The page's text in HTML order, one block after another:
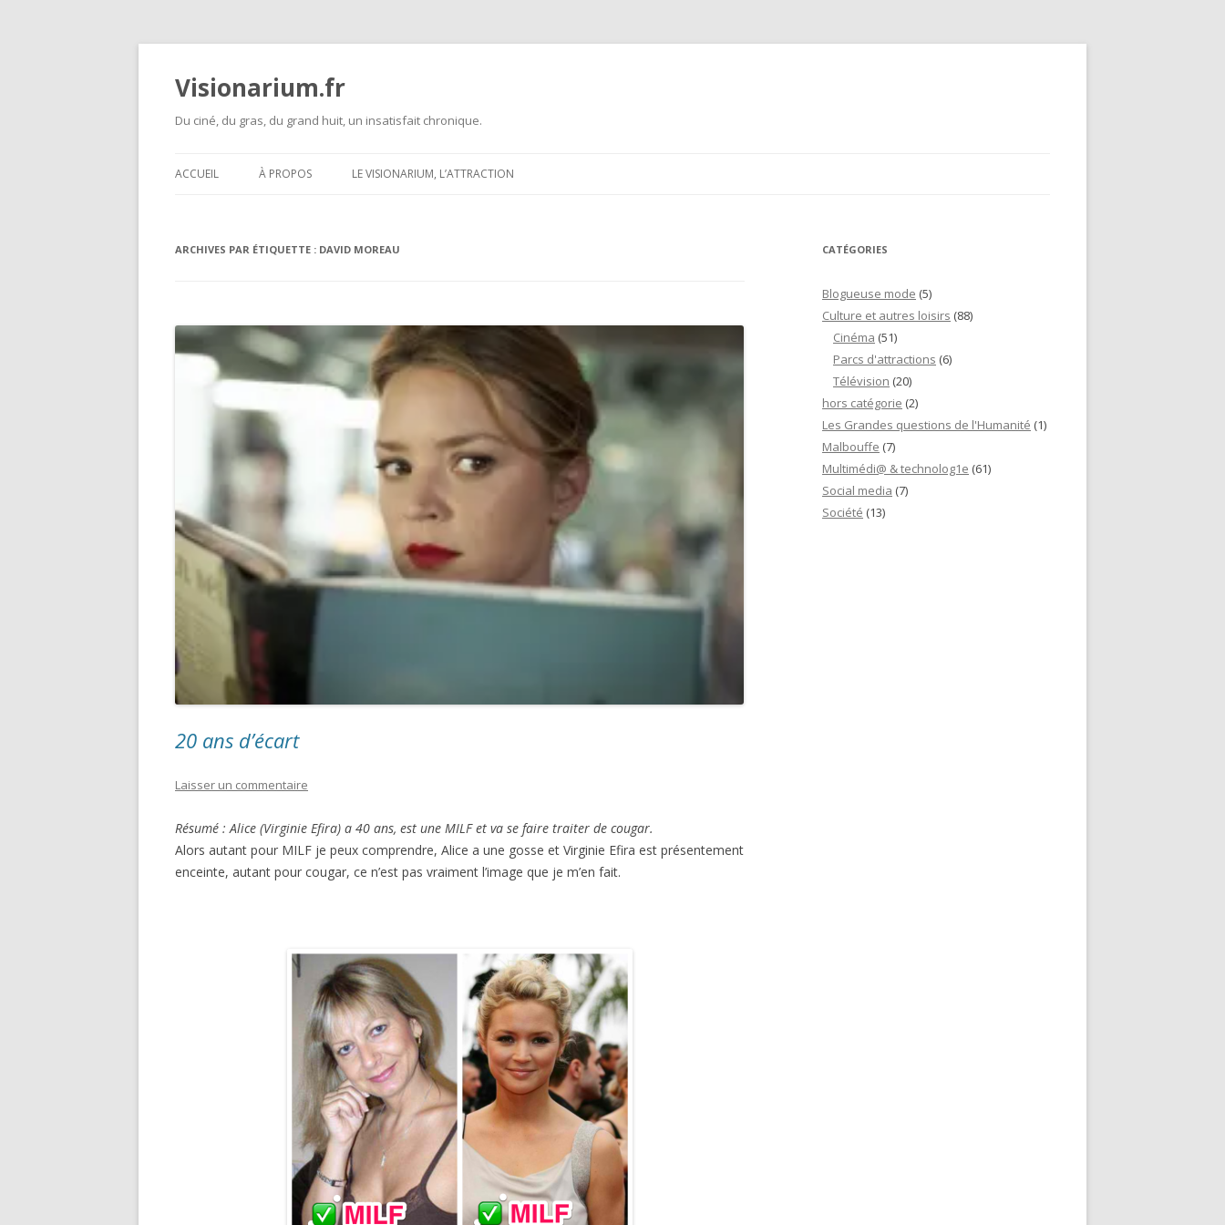
Visionarium.fr
Du ciné, du gras, du grand huit, un insatisfait chronique.
ACCUEIL À PROPOS LE VISIONARIUM, L’ATTRACTION
ARCHIVES PAR ÉTIQUETTE : DAVID MOREAU
20 ans d’écart
Laisser un commentaire
Résumé : Alice (Virginie Efira) a 40 ans, est une MILF et va se faire traiter de cougar.
Alors autant pour MILF je peux comprendre, Alice a une gosse et Virginie Efira est présentement
enceinte, autant pour cougar, ce n’est pas vraiment l’image que je m’en fait.
CATÉGORIES
Blogueuse mode (5)
Culture et autres loisirs (88)
Cinéma (51)
Parcs d'attractions (6)
Télévision (20)
hors catégorie (2)
Les Grandes questions de l'Humanité (1)
Malbouffe (7)
Multimédi@ & technolog1e (61)
Social media (7)
Société (13)